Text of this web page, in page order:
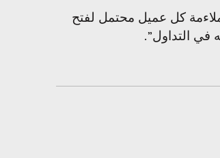
كل عميل محتمل لفتح
في التداول.”